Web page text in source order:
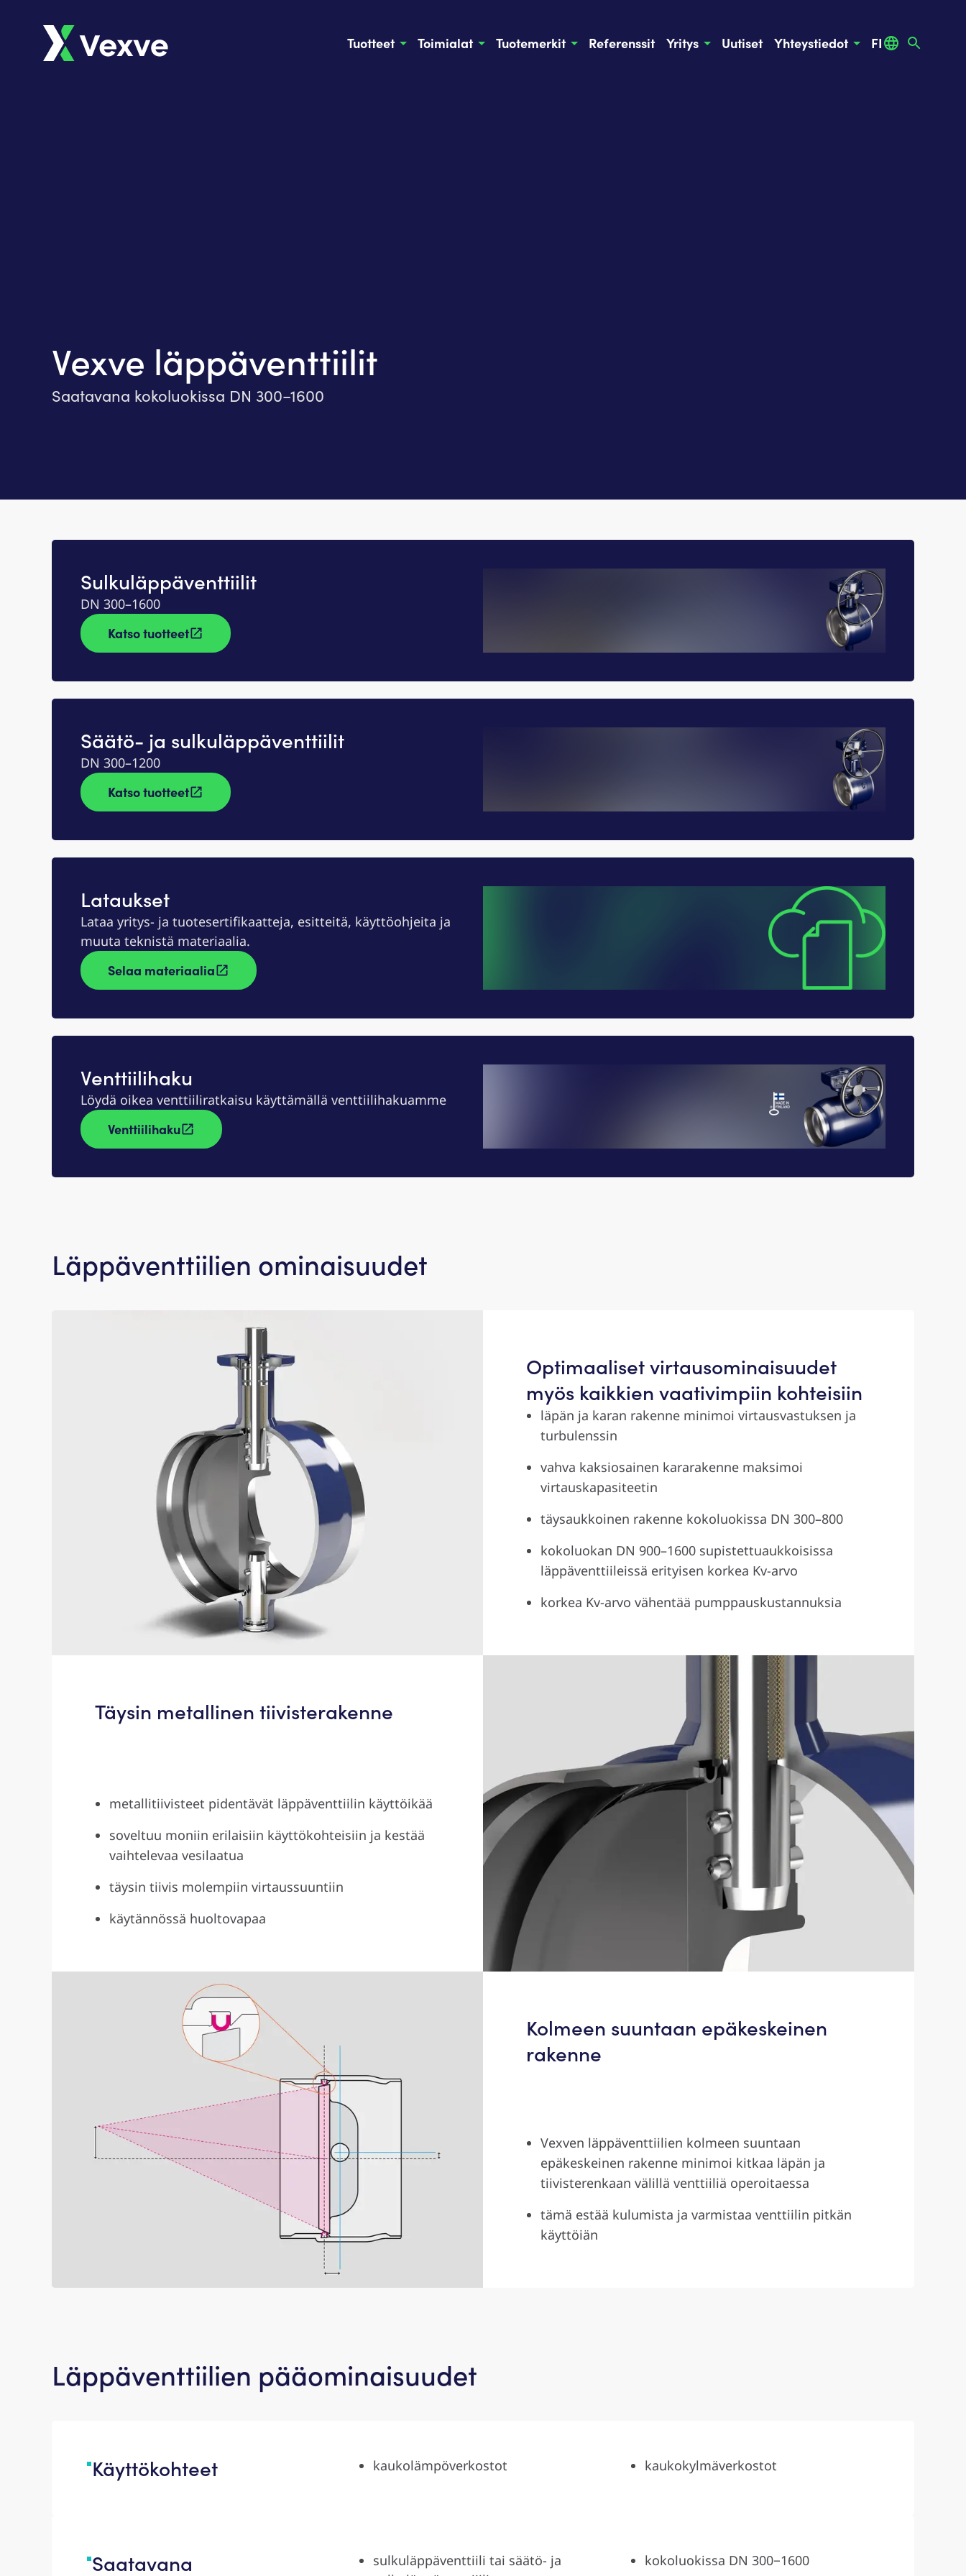
Tuotteet Toimialat Tuotemerkit Referenssit Yritys Uutiset Yhteystiedot FI
Vexve läppäventtiilit
Saatavana kokoluokissa DN 300−1600
Sulkuläppäventtiilit
DN 300–1600
Katso tuotteet
Säätö- ja sulkuläppäventtiilit
DN 300–1200
Katso tuotteet
Lataukset
Lataa yritys- ja tuotesertifikaatteja, esitteitä, käyttöohjeita ja
muuta teknistä materiaalia.
Selaa materiaalia
Venttiilihaku
Löydä oikea venttiiliratkaisu käyttämällä venttiilihakuamme
Venttiilihaku
Läppäventtiilien ominaisuudet
Optimaaliset virtausominaisuudet
myös kaikkien vaativimpiin kohteisiin
läpän ja karan rakenne minimoi virtausvastuksen ja
turbulenssin
vahva kaksiosainen kararakenne maksimoi
virtauskapasiteetin
täysaukkoinen rakenne kokoluokissa DN 300–800
kokoluokan DN 900–1600 supistettuaukkoisissa
läppäventtiileissä erityisen korkea Kv-arvo
korkea Kv-arvo vähentää pumppauskustannuksia
Täysin metallinen tiivisterakenne
metallitiivisteet pidentävät läppäventtiilin käyttöikää
soveltuu moniin erilaisiin käyttökohteisiin ja kestää
vaihtelevaa vesilaatua
täysin tiivis molempiin virtaussuuntiin
käytännössä huoltovapaa
Kolmeen suuntaan epäkeskeinen
rakenne
Vexven läppäventtiilien kolmeen suuntaan
epäkeskeinen rakenne minimoi kitkaa läpän ja
tiivisterenkaan välillä venttiiliä operoitaessa
tämä estää kulumista ja varmistaa venttiilin pitkän
käyttöiän
Läppäventtiilien pääominaisuudet
Käyttökohteet kaukolämpöverkostot kaukokylmäverkostot
Saatavana
sulkuläppäventtiili tai säätö- ja
kokoluokissa DN 300−1600